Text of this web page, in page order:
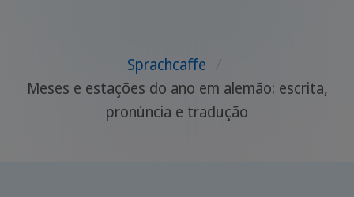
Sprachcaffe
Meses e estações do ano em alemão: escrita,
pronúncia e tradução